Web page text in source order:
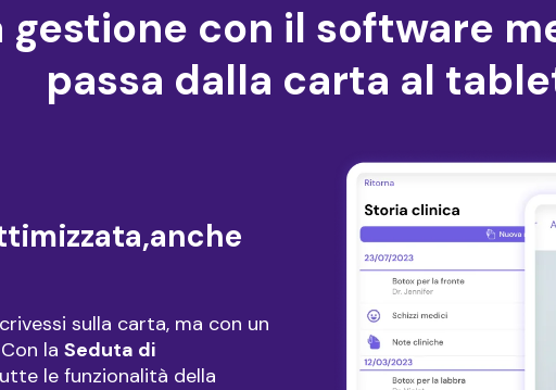
gestione con il software
passa dalla carta al
sulla carta, ma con un
la Seduta di
le funzionalità della